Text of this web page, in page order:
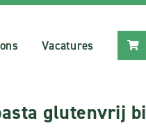
Vacatures
glutenvrij